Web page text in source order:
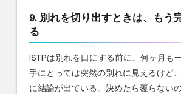
9. 別れを切り出すときは、もう
る
ISTPは別れを口にする前に、何ヶ月も
手にとっては突然の別れに見えるけど
に結論が出ている。決めたら覆らない